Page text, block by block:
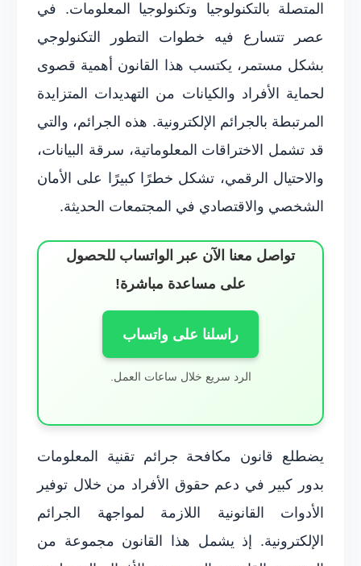
المتصلة بالتكنولوجيا وتكنولوجيا المعلومات. في
عصر تتسارع فيه خطوات التطور التكنولوجي
بشكل مستمر، يكتسب هذا القانون أهمية قصوى
لحماية الأفراد والكيانات من التهديدات المتزايدة
المرتبطة بالجرائم الإلكترونية. هذه الجرائم، والتي
قد تشمل الاختراقات المعلوماتية، سرقة البيانات،
والاحتيال الرقمي، تشكل خطرًا كبيرًا على الأمان
الشخصي والاقتصادي في المجتمعات الحديثة.
تواصل معنا الآن عبر الواتساب للحصول
على مساعدة مباشرة!
راسلنا على واتساب
الرد سريع خلال ساعات العمل.
يضطلع قانون مكافحة جرائم تقنية المعلومات
بدور كبير في دعم حقوق الأفراد من خلال توفير
الأدوات القانونية اللازمة لمواجهة الجرائم
الإلكترونية. إذ يشمل هذا القانون مجموعة من